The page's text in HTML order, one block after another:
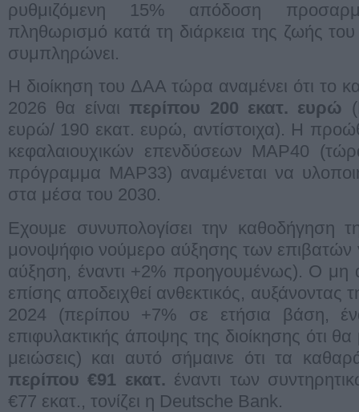
ρυθμιζόμενη 15% απόδοση
πληθωρισμό κατά τη διάρκεια της ζωής του
συμπληρώνει.
Η διοίκηση του ΔΑΑ τώρα αναμένει ότι το
2026 θα είναι περίπου 200 εκατ. ευρώ
ευρώ/ 190 εκατ. ευρώ, αντίστοιχα). Η
κεφαλαιουχικών επενδύσεων MAP40
πρόγραμμα MAP33) αναμένεται να
στα μέσα του 2030.
Eχουμε συνυπολογίσει την καθοδήγηση
μονοψήφιο νούμερο αύξησης των επιβατών
αύξηση, έναντι +2% προηγουμένως). Ο μη
επίσης αποδειχθεί ανθεκτικός, αυξάνοντας
2024 (περίπου +7% σε ετήσια βάση,
επιφυλακτικής άποψης της διοίκησης ότι
μειώσεις) και αυτό σήμαινε ότι τα
περίπου €91 εκατ. έναντι των
€77 εκατ., τονίζει η Deutsche Bank.